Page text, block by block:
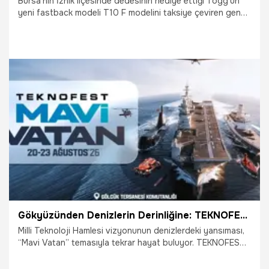
yeni fastback modeli T10 F modelini taksiye çeviren genç
17.05.2026 Bursa
Gökyüzünden Denizlerin Derinliğine: TEKNOFEST Yeniden Mavi Vatan’da!
Milli Teknoloji Hamlesi vizyonunun denizlerdeki yansıması,
“Mavi Vatan” temasıyla tekrar hayat buluyor. TEKNOFEST